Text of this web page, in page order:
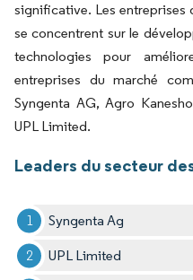
significative. Les entreprises
se concentrent sur le
technologies pour
entreprises du marché
Syngenta AG, Agro
UPL Limited.
Leaders du secteur
Syngenta Ag
UPL Limited